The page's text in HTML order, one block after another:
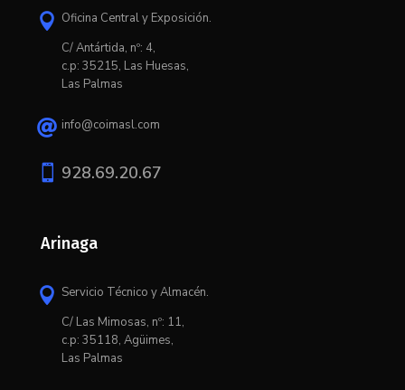
 Oficina Central y Exposición.
C/ Antártida, nº: 4,
c.p: 35215, Las Huesas,
Las Palmas
 info@coimasl.com
 928.69.20.67
Arinaga
 Servicio Técnico y Almacén.
C/ Las Mimosas, nº: 11,
c.p: 35118, Agüimes,
Las Palmas